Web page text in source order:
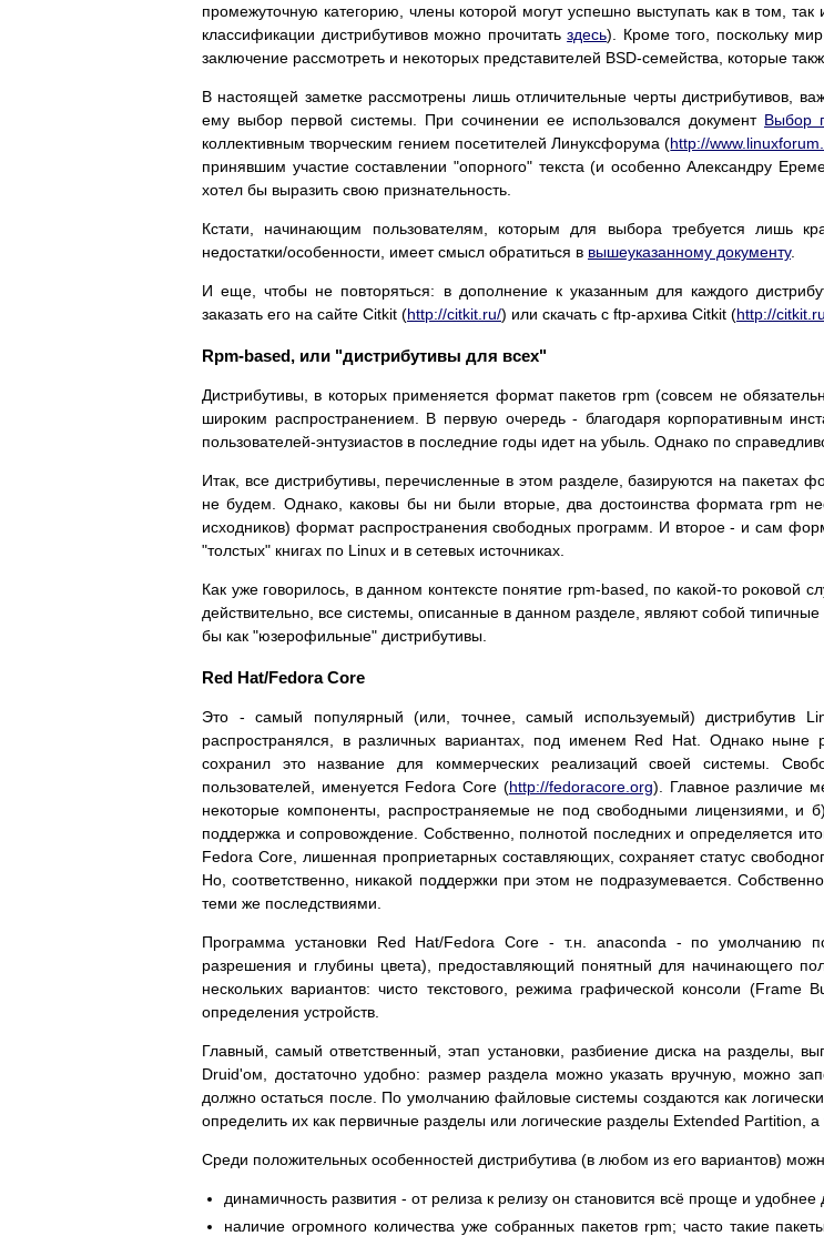
промежуточную категорию, члены которой могут успешно выступать как в том,
классификации дистрибутивов можно прочитатьздесь). Кроме того, поскольку
заключение рассмотреть и некоторых представителей BSD-семейства, которые
В настоящей заметке рассмотрены лишь отличительные черты дистрибутивов,
ему выбор первой системы. При сочинении ее использовался документ Выбор
коллективным творческим гением посетителей Линуксфорума (http://
принявшим участие составлении "опорного" текста (и особенно Александру
хотел бы выразить свою признательность.
Кстати, начинающим пользователям, которым для выбора требуется лишь
недостатки/особенности, имеет смысл обратиться в вышеуказанному документу.
И еще, чтобы не повторяться: в дополнение к указанным для каждого
заказать его на сайте Citkit (http://citkit.ru/) или скачать с ftp-архива Citkit (http://citkit.ru
Rpm-based, или "дистрибутивы для всех"
Дистрибутивы, в которых применяется формат пакетов rpm (совсем не
широким распространением. В первую очередь - благодаря корпоративным
пользователей-энтузиастов в последние годы идет на убыль. Однако по
Итак, все дистрибутивы, перечисленные в этом разделе, базируются на пакетах
не будем. Однако, каковы бы ни были вторые, два достоинства формата rpm
исходников) формат распространения свободных программ. И второе - и сам
"толстых" книгах по Linux и в сетевых источниках.
Как уже говорилось, в данном контексте понятие rpm-based, по какой-то роковой
действительно, все системы, описанные в данном разделе, являют собой
бы как "юзерофильные" дистрибутивы.
Red Hat/Fedora Core
Это - самый популярный (или, точнее, самый используемый) дистрибутив
распространялся, в различных вариантах, под именем Red Hat. Однако ныне
сохранил это название для коммерческих реализаций своей системы.
пользователей, именуется Fedora Core (http://fedoracore.org). Главное различие
некоторые компоненты, распространяемые не под свободными лицензиями, и б)
поддержка и сопровождение. Собственно, полнотой последних и определяется
Fedora Core, лишенная проприетарных составляющих, сохраняет статус
Но, соответственно, никакой поддержки при этом не подразумевается.
теми же последствиями.
Программа установки Red Hat/Fedora Core - т.н. anaconda - по умолчанию
разрешения и глубины цвета), предоставляющий понятный для начинающего
нескольких вариантов: чисто текстового, режима графической консоли (Frame
определения устройств.
Главный, самый ответственный, этап установки, разбиение диска на разделы,
Druid'ом, достаточно удобно: размер раздела можно указать вручную, можно
должно остаться после. По умолчанию файловые системы создаются как
определить их как первичные разделы или логические разделы Extended Partition,
Среди положительных особенностей дистрибутива (в любом из его вариантов)
динамичность развития - от релиза к релизу он становится всё проще и удобнее
наличие огромного количества уже собранных пакетов rpm; часто такие